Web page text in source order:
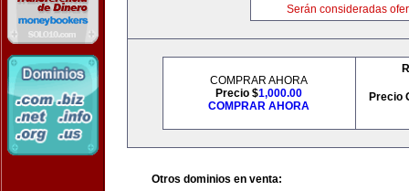
Serán consideradas
COMPRAR AHORA
Precio $1,000.00
COMPRAR AHORA
Precio
Otros dominios en venta: